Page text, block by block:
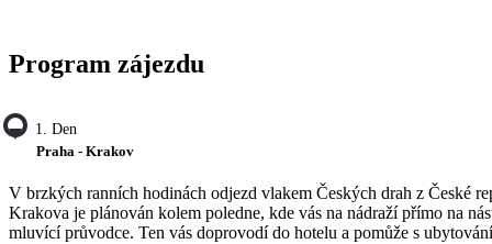
Program zájezdu
1. Den
Praha - Krakov
V brzkých ranních hodinách odjezd vlakem Českých drah z České
Krakova je plánován kolem poledne, kde vás na nádraží přímo na
mluvící průvodce. Ten vás doprovodí do hotelu a pomůže s